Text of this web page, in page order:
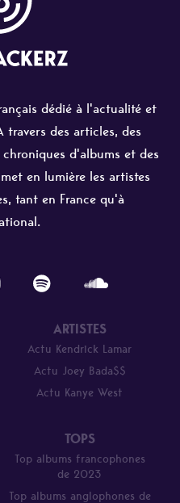
dédié à l'actualité et
des articles, des
d'albums et des
en lumière les artistes
tant en France qu'à
ARTISTES
Actu Kendrick Lamar
Actu Joey Bada$$
Actu Kanye West
TOPS
Top albums francophones
de 2023
Top albums anglophones de